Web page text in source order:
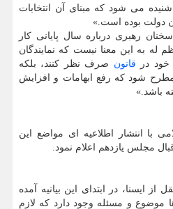
می شود که مبنای آن انتخابات
دولت بوده است.»
سخنان رهبری درباره سال پایانی کار
له به این معنا نیست که نمایندگان
در قانون صرف نظر کنند، بلکه
شود که رفع ابهامات و افزایش
باشد.»
با انتشار اطلاعیه ای مواضع این
مجلس یازدهم اعلام نمود.
ایسنا، در ابتدای این بیانیه آمده
و مسئله وجود دارد که لازم